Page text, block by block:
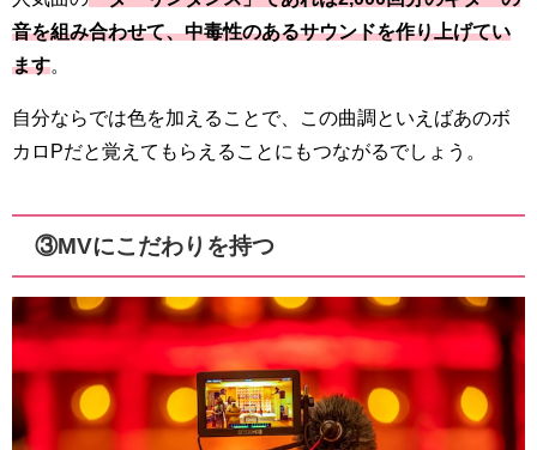
音を組み合わせて、中毒性のあるサウンドを作り上げてい
ます
自分ならでは色を加えることで、この曲調といえばあのボ
カロPだと覚えてもらえることにもつながるでしょう。
③MVにこだわりを持つ